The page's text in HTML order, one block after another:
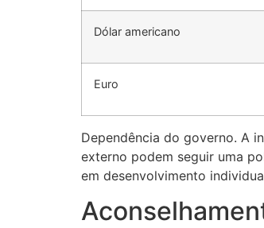
Dólar americano
Euro
Dependência do governo. A
externo podem seguir uma
em desenvolvimento